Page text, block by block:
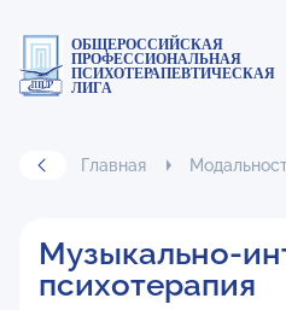
ОБЩЕРОССИЙСКАЯ
ПРОФЕССИОНАЛЬНАЯ
ПСИХОТЕРАПЕВТИЧЕСКАЯ
ЛИГА
Главная
Музыкально-
психотерапия